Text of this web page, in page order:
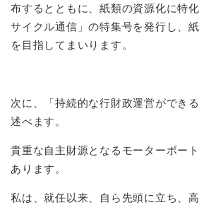
布するとともに、紙類の資源化に特
サイクル通信」の特集号を発行し、
を目指してまいります。
次に、「持続的な行財政運営ができ
述べます。
貴重な自主財源となるモーターボー
あります。
私は、就任以来、自ら先頭に立ち、